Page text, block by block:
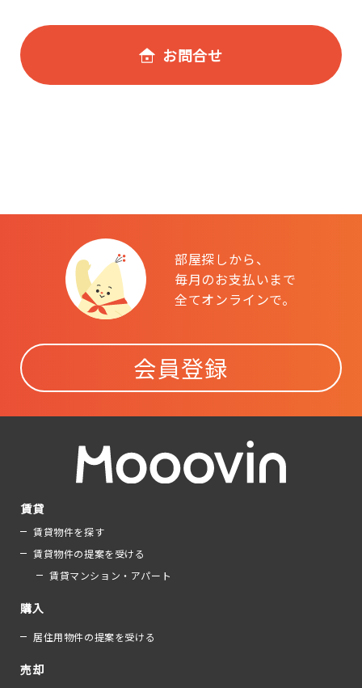
お問合せ
部屋探しから、
毎月のお支払いまで
全てオンラインで。
会員登録
賃貸
賃貸物件を探す
賃貸物件の提案を受ける
賃貸マンション・アパート
購入
居住用物件の提案を受ける
売却